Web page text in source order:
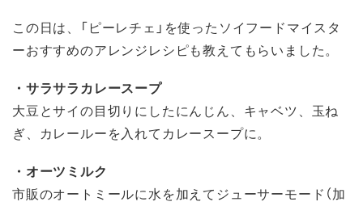
この日は、「ピーレチェ」を使ったソイフードマイスタ
ーおすすめのアレンジレシピも教えてもらいました。
・サラサラカレースープ
大豆とサイの目切りにしたにんじん、キャベツ、玉ね
ぎ、カレールーを入れてカレースープに。
・オーツミルク
市販のオートミールに水を加えてジューサーモード（加